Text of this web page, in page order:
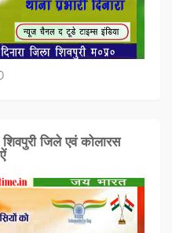
जिले एवं कोलारस